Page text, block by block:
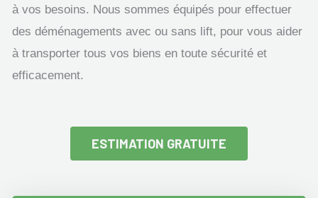
à vos besoins. Nous sommes équipés pour effectuer
des déménagements avec ou sans lift, pour vous aider
à transporter tous vos biens en toute sécurité et
efficacement.
ESTIMATION GRATUITE